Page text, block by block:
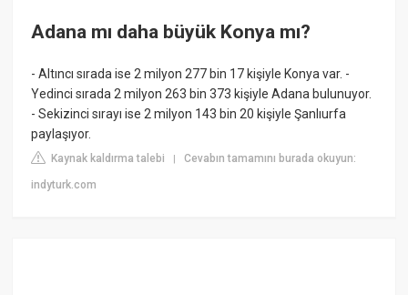
Adana mı daha büyük Konya mı?
- Altıncı sırada ise 2 milyon 277 bin 17 kişiyle Konya var. -
Yedinci sırada 2 milyon 263 bin 373 kişiyle Adana bulunuyor.
- Sekizinci sırayı ise 2 milyon 143 bin 20 kişiyle Şanlıurfa
paylaşıyor.
Kaynak kaldırma talebi |Cevabın tamamını burada okuyun:
indyturk.com